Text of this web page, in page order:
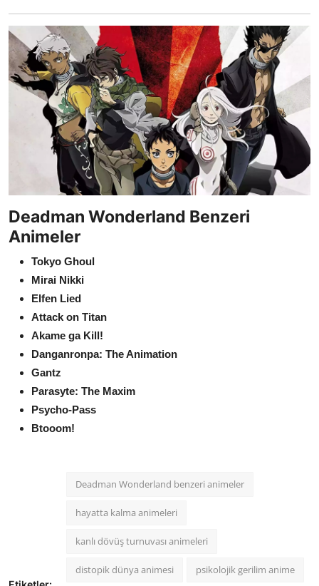
Deadman Wonderland Benzeri
Animeler
Tokyo Ghoul
Mirai Nikki
Elfen Lied
Attack on Titan
Akame ga Kill!
Danganronpa: The Animation
Gantz
Parasyte: The Maxim
Psycho-Pass
Btooom!
Deadman Wonderland benzeri animeler
hayatta kalma animeleri
kanlı dövüş turnuvası animeleri
distopik dünya animesi psikolojik gerilim anime